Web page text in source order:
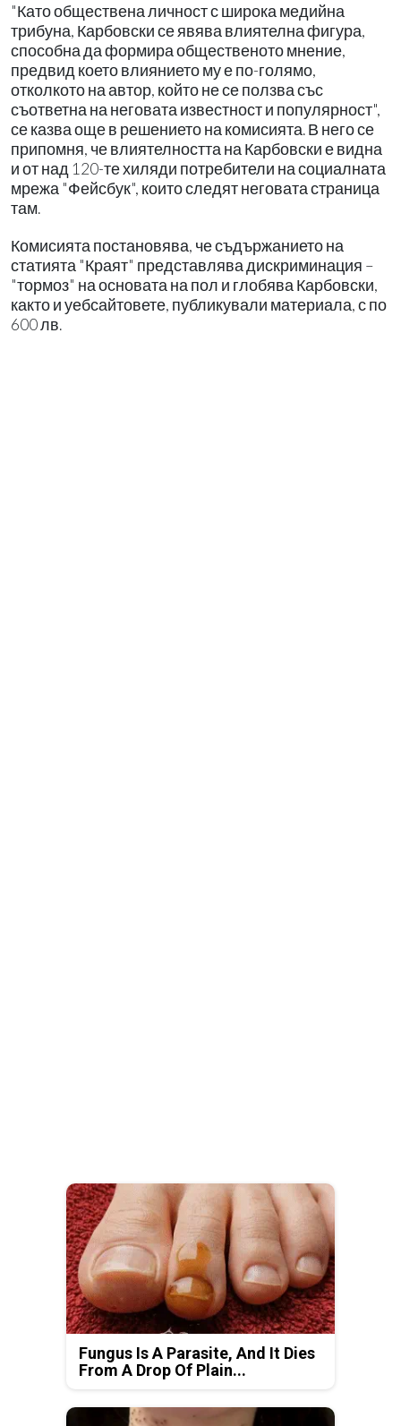
"Като обществена личност с широка медийна
трибуна, Карбовски се явява влиятелна фигура,
способна да формира общественото мнение,
предвид което влиянието му е по-голямо,
отколкото на автор, който не се ползва със
съответна на неговата известност и популярност",
се казва още в решението на комисията. В него се
припомня, че влиятелността на Карбовски е видна
и от над 120-те хиляди потребители на социалната
мрежа "Фейсбук", които следят неговата страница
там.
Комисията постановява, че съдържанието на
статията "Краят" представлява дискриминация –
"тормоз" на основата на пол и глобява Карбовски,
както и уебсайтовете, публикували материала, с по
600 лв.
Fungus Is A Parasite, And It Dies
From A Drop Of Plain...